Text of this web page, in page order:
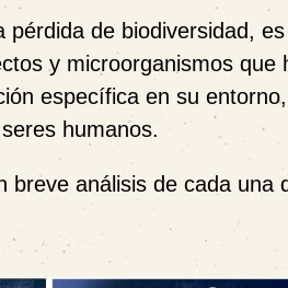
pérdida de biodiversidad,
y microorganismos que
específica en su
humanos.
análisis de cada una